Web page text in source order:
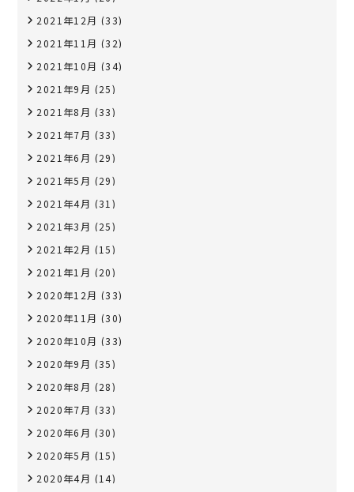
2021年12月 (33)
2021年11月 (32)
2021年10月 (34)
2021年9月 (25)
2021年8月 (33)
2021年7月 (33)
2021年6月 (29)
2021年5月 (29)
2021年4月 (31)
2021年3月 (25)
2021年2月 (15)
2021年1月 (20)
2020年12月 (33)
2020年11月 (30)
2020年10月 (33)
2020年9月 (35)
2020年8月 (28)
2020年7月 (33)
2020年6月 (30)
2020年5月 (15)
2020年4月 (14)